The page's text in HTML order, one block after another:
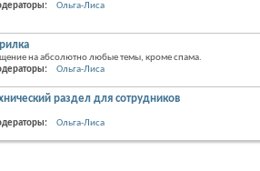
Ольга-Лиса
на абсолютно любые темы, кроме спама.
Ольга-Лиса
раздел для сотрудников
Ольга-Лиса